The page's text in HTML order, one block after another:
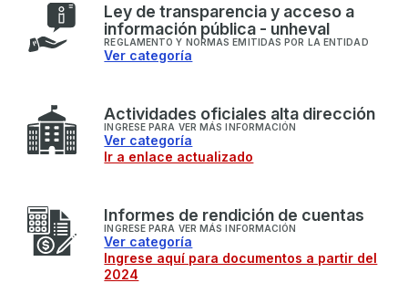
Ley de transparencia y acceso a
información pública - unheval
REGLAMENTO Y NORMAS EMITIDAS POR LA ENTIDAD
Ver categoría
Actividades oficiales alta dirección
INGRESE PARA VER MÁS INFORMACIÓN
Ver categoría
Ir a enlace actualizado
Informes de rendición de cuentas
INGRESE PARA VER MÁS INFORMACIÓN
Ver categoría
Ingrese aquí para documentos a partir del
2024